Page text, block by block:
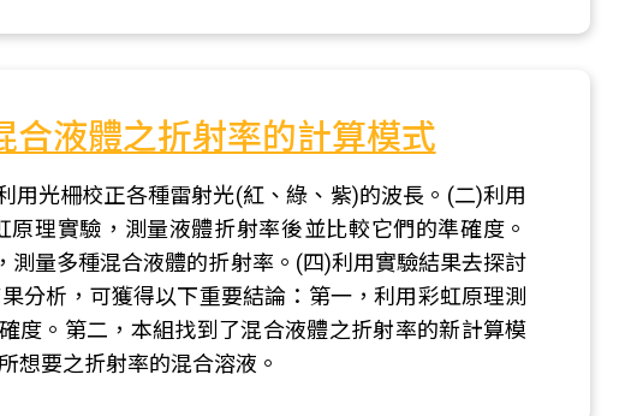
液體之折射率的計算模式
用光柵校正各種雷射光(紅、綠、紫)的波長。(二)利用
理實驗，測量液體折射率後並比較它們的準確度。
量多種混合液體的折射率。(四)利用實驗結果去探討
分析，可獲得以下重要結論：第一，利用彩虹原理測
度。第二，本組找到了混合液體之折射率的新計算模
想要之折射率的混合溶液。